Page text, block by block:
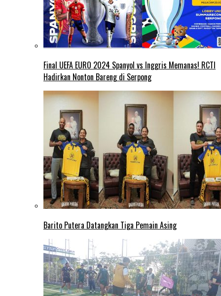
Final UEFA EURO 2024 Spanyol vs Inggris Memanas! RCTI
Hadirkan Nonton Bareng di Serpong
Barito Putera Datangkan Tiga Pemain Asing